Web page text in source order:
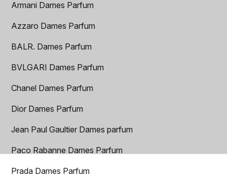
Armani Dames Parfum
Azzaro Dames Parfum
BALR. Dames Parfum
BVLGARI Dames Parfum
Chanel Dames Parfum
Dior Dames Parfum
Jean Paul Gaultier Dames parfum
Paco Rabanne Dames Parfum
Prada Dames Parfum